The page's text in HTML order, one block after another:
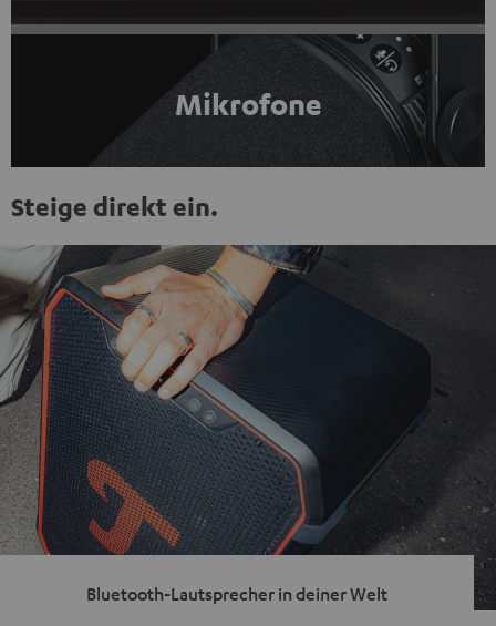
Mikrofone
Steige direkt ein.
Bluetooth-Lautsprecher in deiner Welt